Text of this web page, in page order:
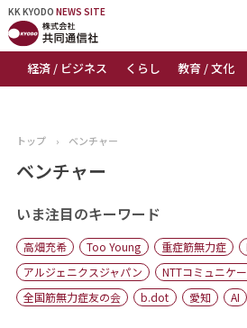
KK KYODO NEWS SITE
経済 / ビジネス くらし 教育 / 文化
KK KYODONEWS SITE
トップページ
ニュース
おすすめコンテンツ
出版物
会社概要
トップ › ベンチャー
ベンチャー
いま注目のキーワード
高畑充希 Too Young 重症筋無力症
アルジェニクスジャパン
NTTコミュニケ
全国筋無力症友の会
b.dot 愛知 AI